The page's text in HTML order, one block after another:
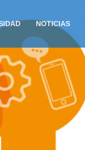
NOTICIAS